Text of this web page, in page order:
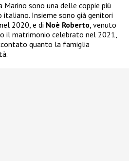
Marino sono una delle coppie più
Insieme sono già genitori
2020, e di Noè Roberto, venuto
il matrimonio celebrato nel 2021,
quanto la famiglia